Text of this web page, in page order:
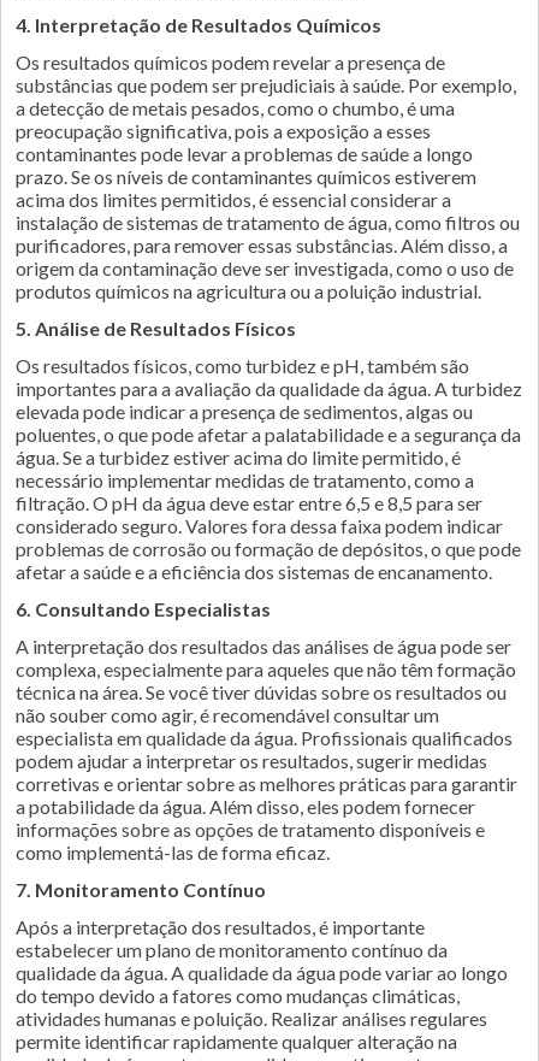
4. Interpretação de Resultados Químicos
Os resultados químicos podem revelar a presença de
substâncias que podem ser prejudiciais à saúde. Por exemplo,
a detecção de metais pesados, como o chumbo, é uma
preocupação significativa, pois a exposição a esses
contaminantes pode levar a problemas de saúde a longo
prazo. Se os níveis de contaminantes químicos estiverem
acima dos limites permitidos, é essencial considerar a
instalação de sistemas de tratamento de água, como filtros ou
purificadores, para remover essas substâncias. Além disso, a
origem da contaminação deve ser investigada, como o uso de
produtos químicos na agricultura ou a poluição industrial.
5. Análise de Resultados Físicos
Os resultados físicos, como turbidez e pH, também são
importantes para a avaliação da qualidade da água. A turbidez
elevada pode indicar a presença de sedimentos, algas ou
poluentes, o que pode afetar a palatabilidade e a segurança da
água. Se a turbidez estiver acima do limite permitido, é
necessário implementar medidas de tratamento, como a
filtração. O pH da água deve estar entre 6,5 e 8,5 para ser
considerado seguro. Valores fora dessa faixa podem indicar
problemas de corrosão ou formação de depósitos, o que pode
afetar a saúde e a eficiência dos sistemas de encanamento.
6. Consultando Especialistas
A interpretação dos resultados das análises de água pode ser
complexa, especialmente para aqueles que não têm formação
técnica na área. Se você tiver dúvidas sobre os resultados ou
não souber como agir, é recomendável consultar um
especialista em qualidade da água. Profissionais qualificados
podem ajudar a interpretar os resultados, sugerir medidas
corretivas e orientar sobre as melhores práticas para garantir
a potabilidade da água. Além disso, eles podem fornecer
informações sobre as opções de tratamento disponíveis e
como implementá-las de forma eficaz.
7. Monitoramento Contínuo
Após a interpretação dos resultados, é importante
estabelecer um plano de monitoramento contínuo da
qualidade da água. A qualidade da água pode variar ao longo
do tempo devido a fatores como mudanças climáticas,
atividades humanas e poluição. Realizar análises regulares
permite identificar rapidamente qualquer alteração na